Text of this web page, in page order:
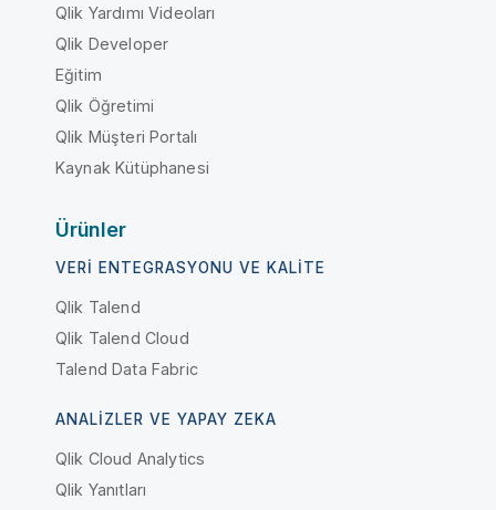
Qlik Yardımı Videoları
Qlik Developer
Eğitim
Qlik Öğretimi
Qlik Müşteri Portalı
Kaynak Kütüphanesi
Ürünler
VERI ENTEGRASYONU VE KALITE
Qlik Talend
Qlik Talend Cloud
Talend Data Fabric
ANALIZLER VE YAPAY ZEKA
Qlik Cloud Analytics
Qlik Yanıtları